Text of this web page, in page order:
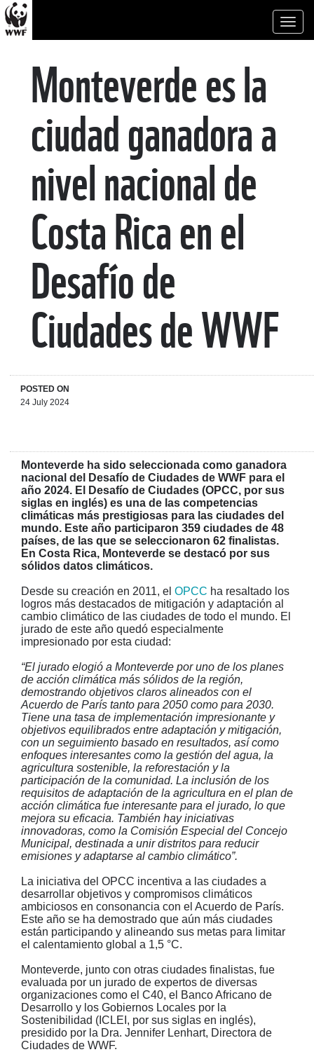
Monteverde es la
ciudad ganadora a
nivel nacional de
Costa Rica en el
Desafío de
Ciudades de WWF
POSTED ON
24 July 2024
Monteverde ha sido seleccionada como ganadora
nacional del Desafío de Ciudades de WWF para el
año 2024. El Desafío de Ciudades (OPCC, por sus
siglas en inglés) es una de las competencias
climáticas más prestigiosas para las ciudades del
mundo. Este año participaron 359 ciudades de 48
países, de las que se seleccionaron 62 finalistas.
En Costa Rica, Monteverde se destacó por sus
sólidos datos climáticos.
Desde su creación en 2011, el OPCC ha resaltado los
logros más destacados de mitigación y adaptación al
cambio climático de las ciudades de todo el mundo. El
jurado de este año quedó especialmente
impresionado por esta ciudad:
“El jurado elogió a Monteverde por uno de los planes
de acción climática más sólidos de la región,
demostrando objetivos claros alineados con el
Acuerdo de París tanto para 2050 como para 2030.
Tiene una tasa de implementación impresionante y
objetivos equilibrados entre adaptación y mitigación,
con un seguimiento basado en resultados, así como
enfoques interesantes como la gestión del agua, la
agricultura sostenible, la reforestación y la
participación de la comunidad. La inclusión de los
requisitos de adaptación de la agricultura en el plan de
acción climática fue interesante para el jurado, lo que
mejora su eficacia. También hay iniciativas
innovadoras, como la Comisión Especial del Concejo
Municipal, destinada a unir distritos para reducir
emisiones y adaptarse al cambio climático”.
La iniciativa del OPCC incentiva a las ciudades a
desarrollar objetivos y compromisos climáticos
ambiciosos en consonancia con el Acuerdo de París.
Este año se ha demostrado que aún más ciudades
están participando y alineando sus metas para limitar
el calentamiento global a 1,5 °C.
Monteverde, junto con otras ciudades finalistas, fue
evaluada por un jurado de expertos de diversas
organizaciones como el C40, el Banco Africano de
Desarrollo y los Gobiernos Locales por la
Sostenibilidad (ICLEI, por sus siglas en inglés),
presidido por la Dra. Jennifer Lenhart, Directora de
Ciudades de WWF.